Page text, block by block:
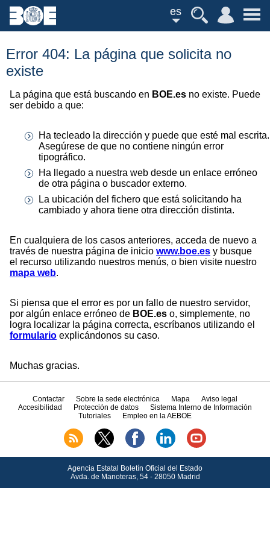
es
Error 404: La página que solicita no
existe
La página que está buscando en BOE.es no existe. Puede
ser debido a que:
Ha tecleado la dirección y puede que esté mal escrita.
Asegúrese de que no contiene ningún error
tipográfico.
Ha llegado a nuestra web desde un enlace erróneo
de otra página o buscador externo.
La ubicación del fichero que está solicitando ha
cambiado y ahora tiene otra dirección distinta.
En cualquiera de los casos anteriores, acceda de nuevo a
través de nuestra página de inicio www.boe.es y busque
el recurso utilizando nuestros menús, o bien visite nuestro
mapa web.
Si piensa que el error es por un fallo de nuestro servidor,
por algún enlace erróneo de BOE.es o, simplemente, no
logra localizar la página correcta, escríbanos utilizando el
formulario explicándonos su caso.
Muchas gracias.
Contactar Sobre la sede electrónica Mapa
Aviso legal
Accesibilidad
Protección de datos
Sistema Interno de Información
Tutoriales
Empleo en la AEBOE
Agencia Estatal Boletín Oficial del Estado
Avda.de Manoteras, 54 - 28050 Madrid